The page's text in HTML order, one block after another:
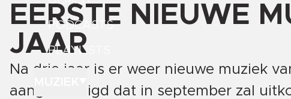
PODCASTS
PLAYLISTS
EERSTE NIEUWE
JAAR
Na drie jaar is er weer nieuwe muziek
aangekondigd dat in september zal